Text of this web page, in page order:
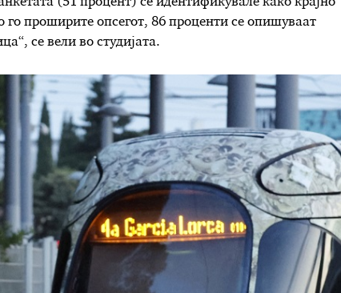
го проширите опсегот, 86 проценти се опишуваат
се вели во студијата.